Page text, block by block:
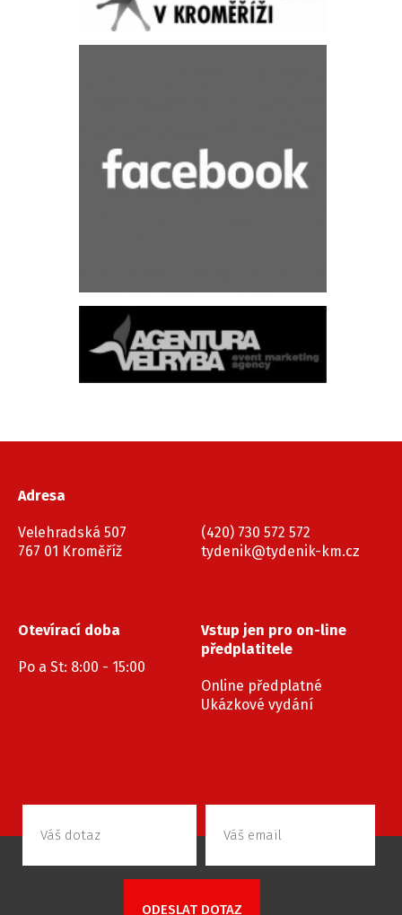
Adresa
Velehradská 507
767 01 Kroměříž
(420) 730 572 572
tydenik@tydenik-km.cz
Otevírací doba
Po a St: 8:00 - 15:00
Vstup jen pro on-line
předplatitele
Online předplatné
Ukázkové vydání